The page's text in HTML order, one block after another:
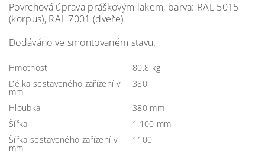
Povrchová úprava práškovým lakem, barva: RAL 5015
(korpus), RAL 7001 (dveře).
Dodáváno ve smontovaném stavu.
Hmotnost
80.8 kg
Délka sestaveného zařízení v
mm
380
Hloubka
380 mm
Šířka
1.100 mm
Šířka sestaveného zařízení v
mm
1100